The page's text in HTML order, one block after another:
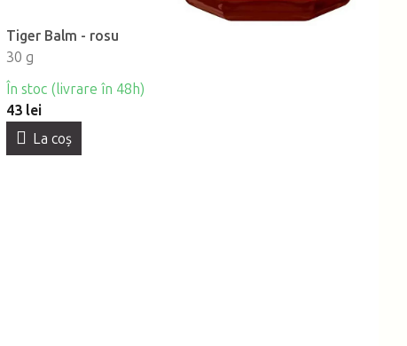
Tiger Balm - rosu
30 g
În stoc (livrare în 48h)
43 lei
La coş